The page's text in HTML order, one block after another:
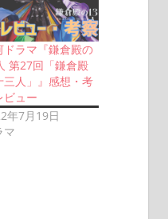
ドラマ『鎌倉殿の
第27回「鎌倉殿
三人」』感想・考
ビュー
年7月19日
マ